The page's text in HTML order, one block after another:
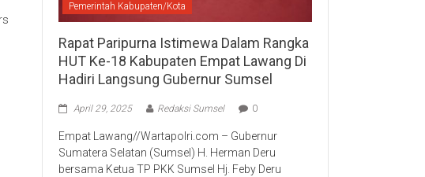
Pemerintah Kabupaten/Kota
Rapat Paripurna Istimewa Dalam Rangka
HUT Ke-18 Kabupaten Empat Lawang Di
Hadiri Langsung Gubernur Sumsel
April 29, 2025 Redaksi Sumsel 0
Empat Lawang//Wartapolri.com – Gubernur
Sumatera Selatan (Sumsel) H. Herman Deru
bersama Ketua TP PKK Sumsel Hj. Feby Deru